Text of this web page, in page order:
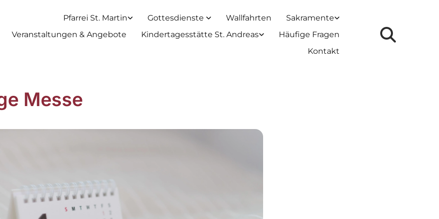
Pfarrei St. Martin Gottesdienste Wallfahrten
Sakramente
Veranstaltungen & Angebote
Kindertagesstätte St. Andreas
Häufige Fragen
Kontakt
Messe